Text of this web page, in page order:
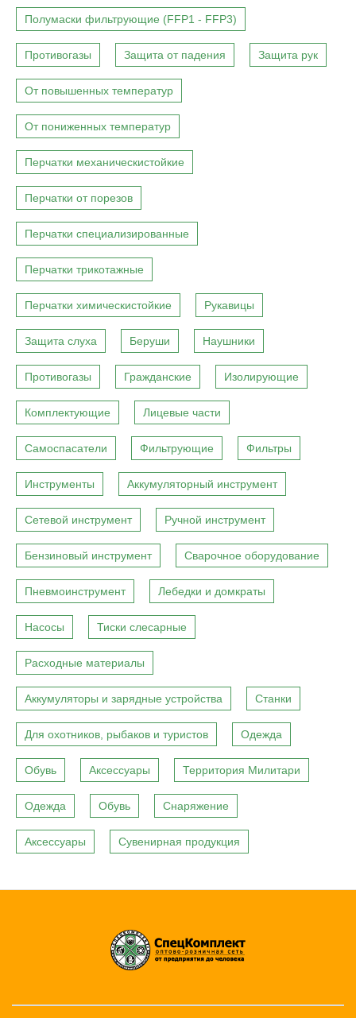
Полумаски фильтрующие (FFP1 - FFP3)
Противогазы Защита от падения Защита рук
От повышенных температур
От пониженных температур
Перчатки механическистойкие
Перчатки от порезов
Перчатки специализированные
Перчатки трикотажные
Перчатки химическистойкие Рукавицы
Защита слуха Беруши Наушники
Противогазы Гражданские Изолирующие
Комплектующие Лицевые части
Самоспасатели Фильтрующие Фильтры
Инструменты Аккумуляторный инструмент
Сетевой инструмент Ручной инструмент
Бензиновый инструмент Сварочное оборудование
Пневмоинструмент Лебедки и домкраты
Насосы Тиски слесарные
Расходные материалы
Аккумуляторы и зарядные устройства Станки
Для охотников, рыбаков и туристов Одежда
Обувь Аксессуары Территория Милитари
Одежда Обувь Снаряжение
Аксессуары Сувенирная продукция